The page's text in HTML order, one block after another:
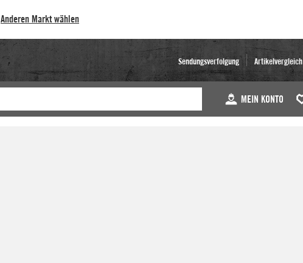
Anderen Markt wählen
Sendungsverfolgung Artikelvergleich
MEIN KONTO